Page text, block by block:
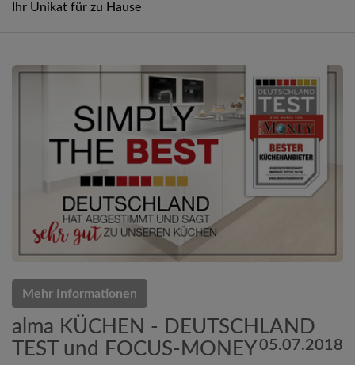
Ihr Unikat für zu Hause
Mehr Informationen
alma KÜCHEN - DEUTSCHLAND
TEST und FOCUS-MONEY05.07.2018